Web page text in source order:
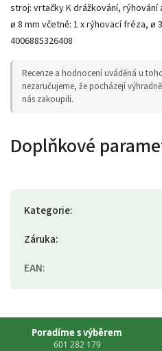
stroj: vrtačky K drážkování,
ø 8 mm včetně: 1 x rýhovací fréza, ø
4006885326408
Recenze a hodnocení uváděná u
nezaručujeme, že pocházejí
nás zakoupili.
Doplňkové
Kategorie:
Záruka:
EAN:
Poradíme s výběrem
601 282 179